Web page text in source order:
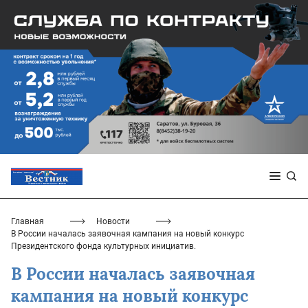
Главная
Новости
В России началась заявочная кампания на новый конкурс
Президентского фонда культурных инициатив.
В России началась заявочная
кампания на новый конкурс